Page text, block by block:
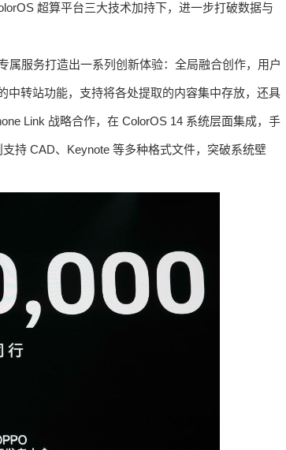
超算平台三大技术加持下，进一步打破数据与
属服务打造出一系列创新体验：全局融合创作，用户
转站功能，支持将各处提取的内容集中存放，还具
Link 战略合作，在 ColorOS 14 系统层面集成，手
持 CAD、Keynote 等多种格式文件，突破系统壁